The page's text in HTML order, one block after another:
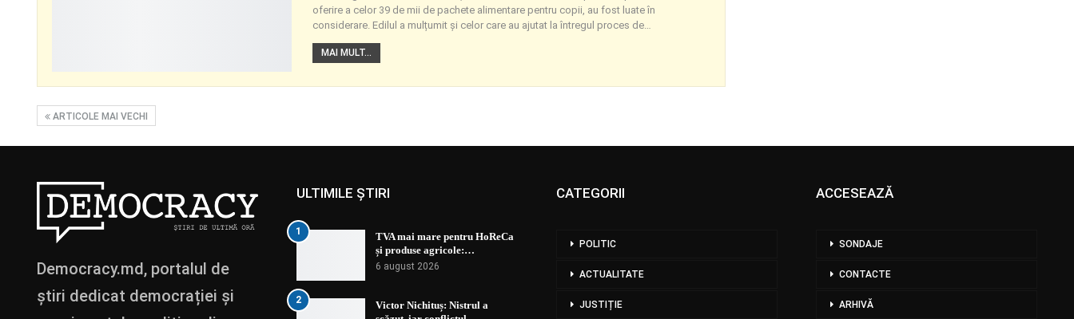
oferire a celor 39 de mii de pachete alimentare pentru copii, au fost luate în
considerare. Edilul a mulțumit și celor care au ajutat la întregul proces de
MAI MULT...
ARTICOLE MAI VECHI
Democracy.md, portalul de
știri dedicat democrației și
ULTIMILE ȘTIRI
1
TVA mai mare pentru HoReCa
și produse agricole:…
6 august 2026
2
Victor Nichituș: Nistrul a
CATEGORII
POLITIC
ACTUALITATE
JUSTIȚIE
ACCESEAZĂ
SONDAJE
CONTACTE
ARHIVĂ